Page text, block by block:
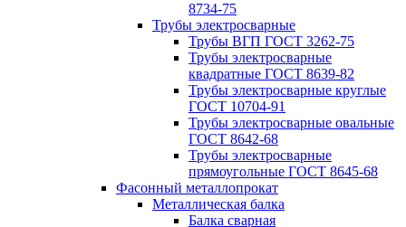
8734-75
Трубы электросварные
Трубы ВГП ГОСТ 3262-75
Трубы электросварные
квадратные ГОСТ 8639-82
Трубы электросварные круглые
ГОСТ 10704-91
Трубы электросварные овальные
ГОСТ 8642-68
Трубы электросварные
прямоугольные ГОСТ 8645-68
Фасонный металлопрокат
Металлическая балка
Балка сварная